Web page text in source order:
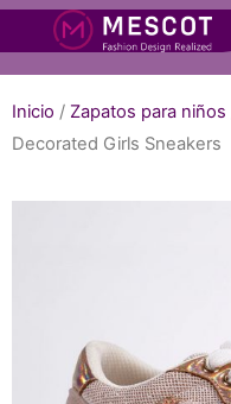
Inicio / Zapatos para niños
Decorated Girls Sneakers